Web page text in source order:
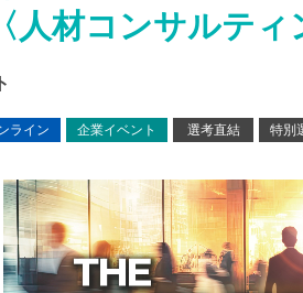
人材コンサルティ
ライン 企業イベント 選考直結 特別